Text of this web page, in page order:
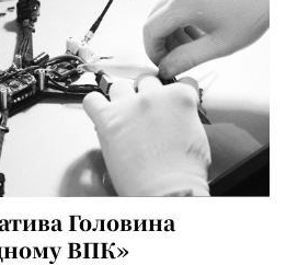
Головина
ВПК»